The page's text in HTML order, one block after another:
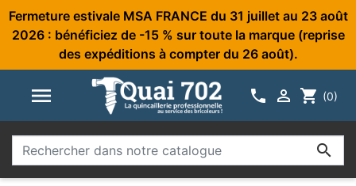
Fermeture estivale MSA FRANCE du 31 juillet au 23 août
2026 : bénéficiez de -15 % sur toute la marque (reprise
des expéditions à compter du 26 août).
   shopping_cart (0)
